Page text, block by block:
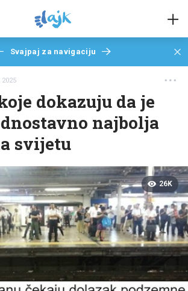
Svajpaj za navigaciju
2025
dokazuju da je
najbolja
svijetu
26K